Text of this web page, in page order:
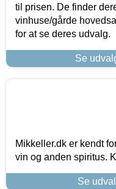
til prisen. De finder
vinhuse/gårde
for at se deres udvalg.
Se
Mikkeller.dk er kendt
vin og anden spiritus.
Se